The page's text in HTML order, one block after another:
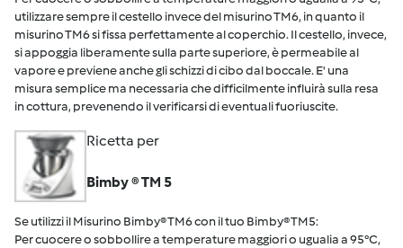
utilizzare sempre il cestello invece del misurino TM6, in quanto il
misurino TM6 si fissa perfettamente al coperchio. Il cestello, invece,
si appoggia liberamente sulla parte superiore, è permeabile al
vapore e previene anche gli schizzi di cibo dal boccale. E' una
misura semplice ma necessaria che difficilmente influirà sulla resa
in cottura, prevenendo il verificarsi di eventuali fuoriuscite.
Ricetta per
Bimby ® TM 5
Se utilizzi il Misurino Bimby® TM6 con il tuo Bimby® TM5:
Per cuocere o sobbollire a temperature maggiori o ugualia a 95°C,